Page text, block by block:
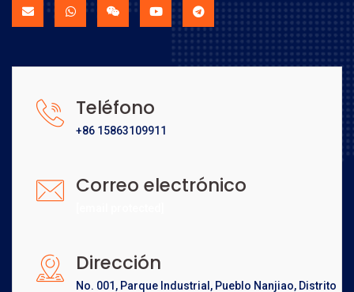
Teléfono
+86 15863109911
Correo electrónico
Dirección
No. 001, Parque Industrial, Pueblo Nanjiao, Distrito